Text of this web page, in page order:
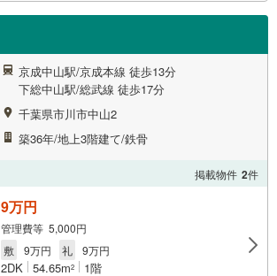
京成中山駅/京成本線 徒歩13分
下総中山駅/総武線 徒歩17分
千葉県市川市中山2
築36年/地上3階建て/鉄骨
掲載物件 2件
9万円
管理費等 5,000円
敷
9万円 礼 9万円
2DK 54.65m2 1階